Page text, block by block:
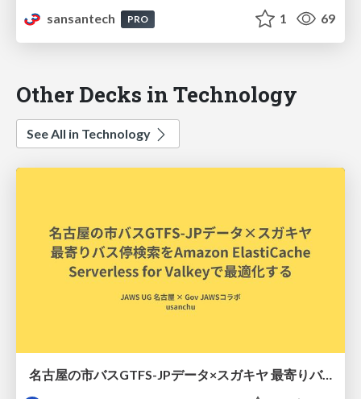
sansantech
PRO 1 69
Other Decks in Technology
See All in Technology
名古屋の市バスGTFS-JPデータ×スガキヤ 最寄りバス停検索をAmazon ElastiCache Serverless for Valkeyで最適化する